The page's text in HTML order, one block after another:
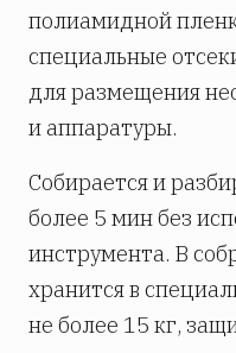
полиамидной
специальные
для размещения
и аппаратуры.
Собирается и
более 5 мин без
инструмента. В
хранится в
не более 15 кг,